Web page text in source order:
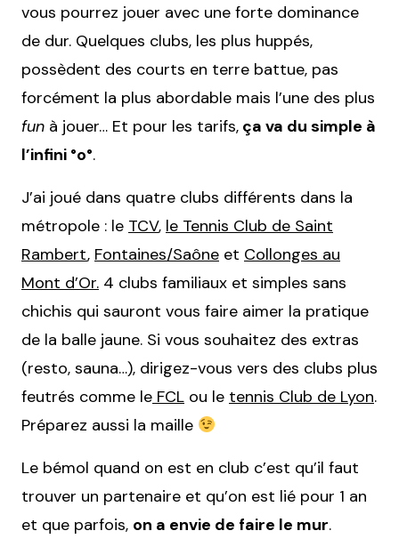
vous pourrez jouer avec une forte dominance
de dur. Quelques clubs, les plus huppés,
possèdent des courts en terre battue, pas
forcément la plus abordable mais l’une des plus
fun à jouer… Et pour les tarifs, ça va du simple à
l’infini °o°.
J’ai joué dans quatre clubs différents dans la
métropole : le TCV, le Tennis Club de Saint
Rambert, Fontaines/Saône et Collonges au
Mont d’Or. 4 clubs familiaux et simples sans
chichis qui sauront vous faire aimer la pratique
de la balle jaune. Si vous souhaitez des extras
(resto, sauna…), dirigez-vous vers des clubs plus
feutrés comme le FCL ou le tennis Club de Lyon.
Préparez aussi la maille
Le bémol quand on est en club c’est qu’il faut
trouver un partenaire et qu’on est lié pour 1 an
et que parfois, on a envie de faire le mur.